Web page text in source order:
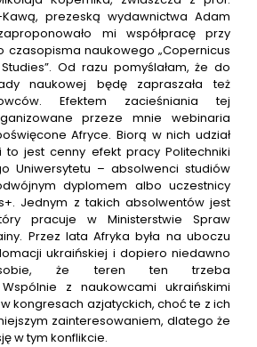
Kawą, prezeską wydawnictwa Adam
mi współpracę przy
czasopisma naukowego „Copernicus
Od razu pomyślałam, że do
naukowej będę zapraszała też
Efektem zacieśniania tej
przeze mnie webinaria
Afryce. Biorą w nich udział
jest cenny efekt pracy Politechniki
Uniwersytetu – absolwenci studiów
dyplomem albo uczestnicy
Jednym z takich absolwentów jest
pracuje w Ministerstwie Spraw
Przez lata Afryka była na uboczu
ukraińskiej i dopiero niedawno
sobie, że teren ten trzeba
z naukowcami ukraińskimi
kongresach azjatyckich, choć te z ich
zainteresowaniem, dlatego że
w tym konflikcie.